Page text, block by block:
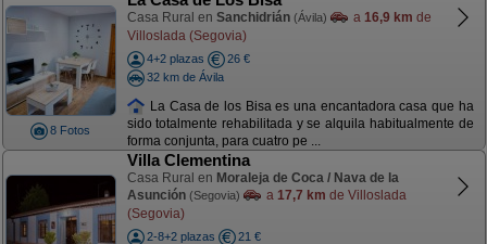
8 Fotos
Casa Rural en Sanchidrián (Ávila) a 16,9 km de
Villoslada (Segovia)
4+2 plazas
26 €
32 km de Ávila
La Casa de los Bisa es una encantadora casa que ha
sido totalmente rehabilitada y se alquila habitualmente de
forma conjunta, para cuatro pe ...
Villa Clementina
Casa Rural en Moraleja de Coca / Nava de la
Asunción (Segovia) a 17,7 km de Villoslada
(Segovia)
2-8+2 plazas
21 €